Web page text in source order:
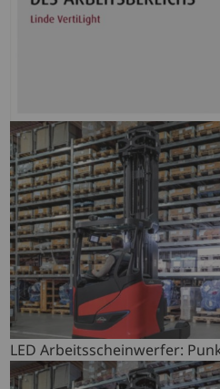
LED Arbeitsscheinwerfer: